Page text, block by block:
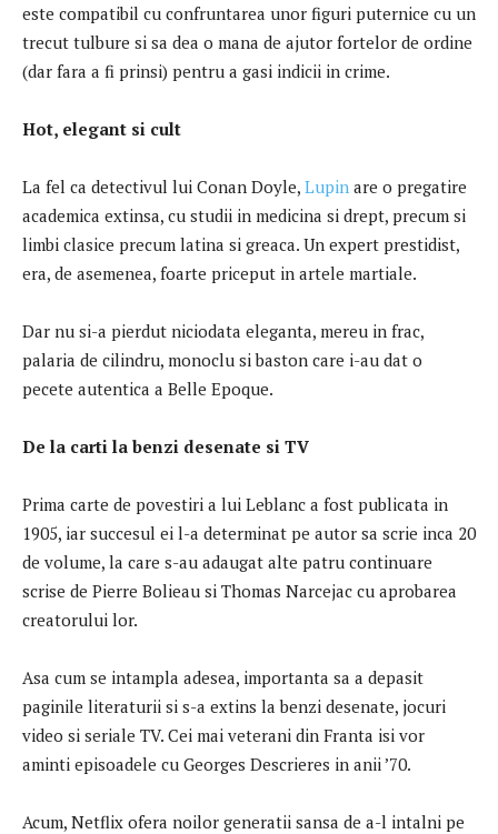
este compatibil cu confruntarea unor figuri puternice cu un
trecut tulbure si sa dea o mana de ajutor fortelor de ordine
(dar fara a fi prinsi) pentru a gasi indicii in crime.
Hot, elegant si cult
La fel ca detectivul lui Conan Doyle, Lupin are o pregatire
academica extinsa, cu studii in medicina si drept, precum si
limbi clasice precum latina si greaca. Un expert prestidist,
era, de asemenea, foarte priceput in artele martiale.
Dar nu si-a pierdut niciodata eleganta, mereu in frac,
palaria de cilindru, monoclu si baston care i-au dat o
pecete autentica a Belle Epoque.
De la carti la benzi desenate si TV
Prima carte de povestiri a lui Leblanc a fost publicata in
1905, iar succesul ei l-a determinat pe autor sa scrie inca 20
de volume, la care s-au adaugat alte patru continuare
scrise de Pierre Bolieau si Thomas Narcejac cu aprobarea
creatorului lor.
Asa cum se intampla adesea, importanta sa a depasit
paginile literaturii si s-a extins la benzi desenate, jocuri
video si seriale TV. Cei mai veterani din Franta isi vor
aminti episoadele cu Georges Descrieres in anii ’70.
Acum, Netflix ofera noilor generatii sansa de a-l intalni pe